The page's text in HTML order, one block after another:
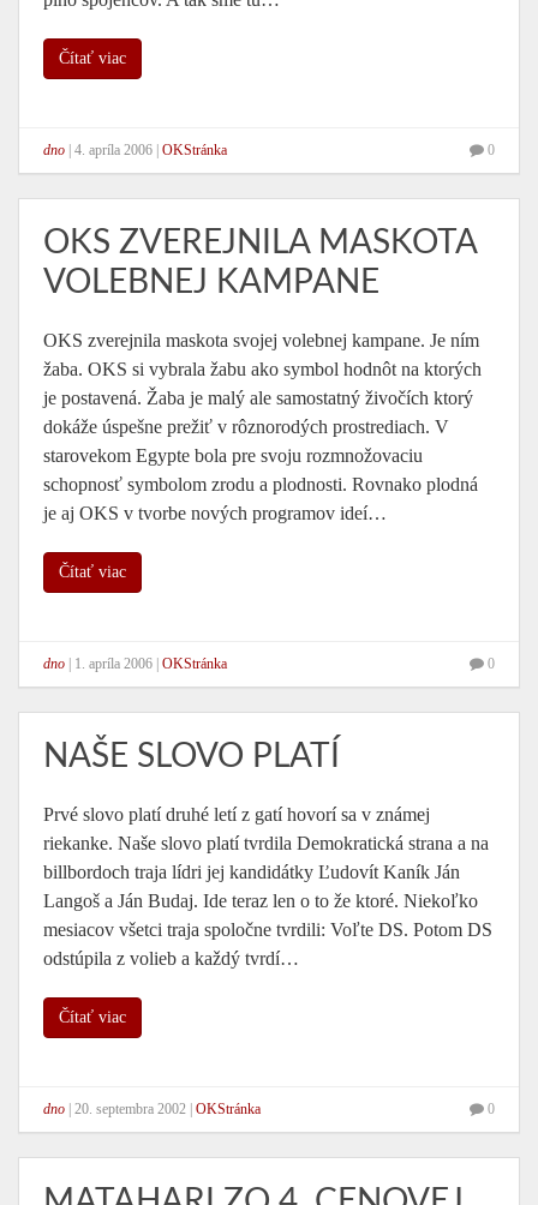
Čítať viac
dno 4. apríla 2006 OKStránka 0
OKS ZVEREJNILA MASKOTA
VOLEBNEJ KAMPANE
OKS zverejnila maskota svojej volebnej kampane. Je ním
žaba. OKS si vybrala žabu ako symbol hodnôt na ktorých
je postavená. Žaba je malý ale samostatný živočích ktorý
dokáže úspešne prežiť v rôznorodých prostrediach. V
starovekom Egypte bola pre svoju rozmnožovaciu
schopnosť symbolom zrodu a plodnosti. Rovnako plodná
je aj OKS v tvorbe nových programov ideí…
Čítať viac
dno 1. apríla 2006 OKStránka 0
NAŠE SLOVO PLATÍ
Prvé slovo platí druhé letí z gatí hovorí sa v známej
riekanke. Naše slovo platí tvrdila Demokratická strana a na
billbordoch traja lídri jej kandidátky Ľudovít Kaník Ján
Langoš a Ján Budaj. Ide teraz len o to že ktoré. Niekoľko
mesiacov všetci traja spoločne tvrdili: Voľte DS. Potom DS
odstúpila z volieb a každý tvrdí…
Čítať viac
dno 20. septembra 2002 OKStránka 0